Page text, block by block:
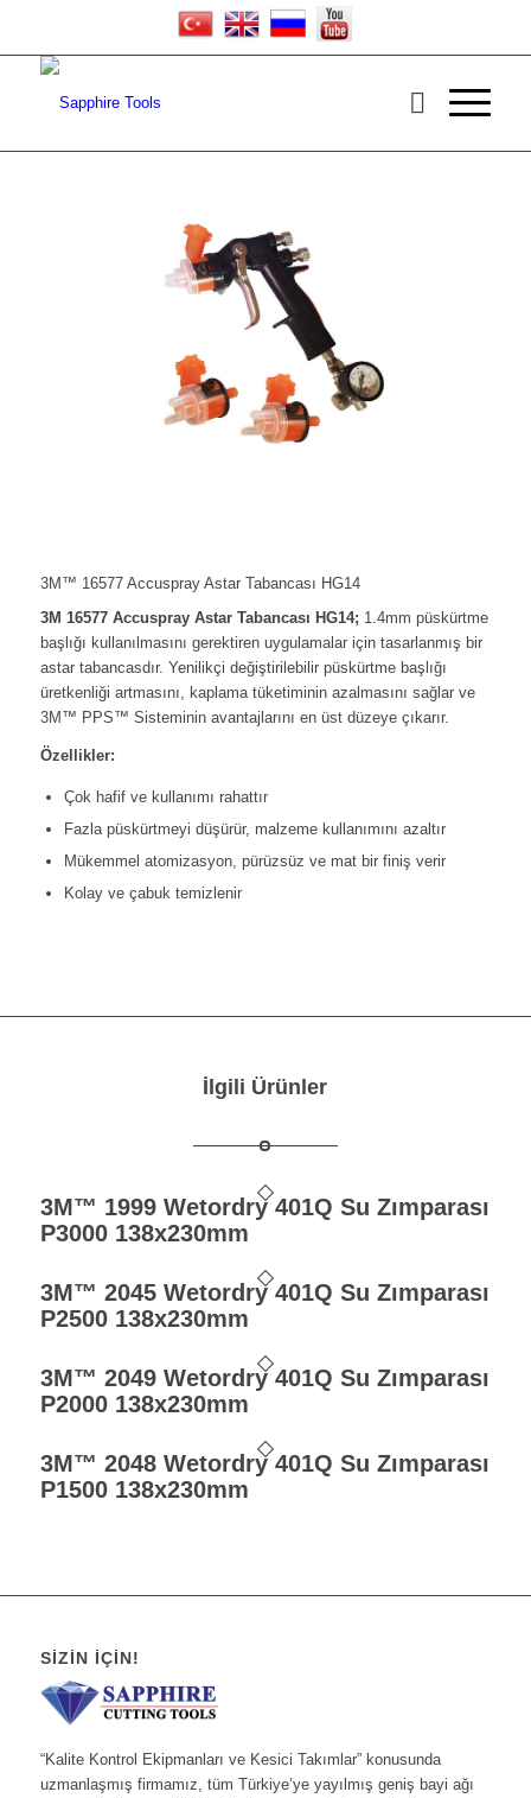
3M™ 16577 Accuspray Astar Tabancası HG14
3M 16577 Accuspray Astar Tabancası HG14; 1.4mm püskürtme
başlığı kullanılmasını gerektiren uygulamalar için tasarlanmış bir
astar tabancasdır. Yenilikçi değiştirilebilir püskürtme başlığı
üretkenliği artmasını, kaplama tüketiminin azalmasını sağlar ve
3M™ PPS™ Sisteminin avantajlarını en üst düzeye çıkarır.
Özellikler:
Çok hafif ve kullanımı rahattır
Fazla püskürtmeyi düşürür, malzeme kullanımını azaltır
Mükemmel atomizasyon, pürüzsüz ve mat bir finiş verir
Kolay ve çabuk temizlenir
İlgili Ürünler
3M™ 1999 Wetordry 401Q Su Zımparası
P3000 138x230mm
3M™ 2045 Wetordry 401Q Su Zımparası
P2500 138x230mm
3M™ 2049 Wetordry 401Q Su Zımparası
P2000 138x230mm
3M™ 2048 Wetordry 401Q Su Zımparası
P1500 138x230mm
SIZIN İÇIN!
“Kalite Kontrol Ekipmanları ve Kesici Takımlar” konusunda
uzmanlaşmış firmamız, tüm Türkiye’ye yayılmış geniş bayi ağı